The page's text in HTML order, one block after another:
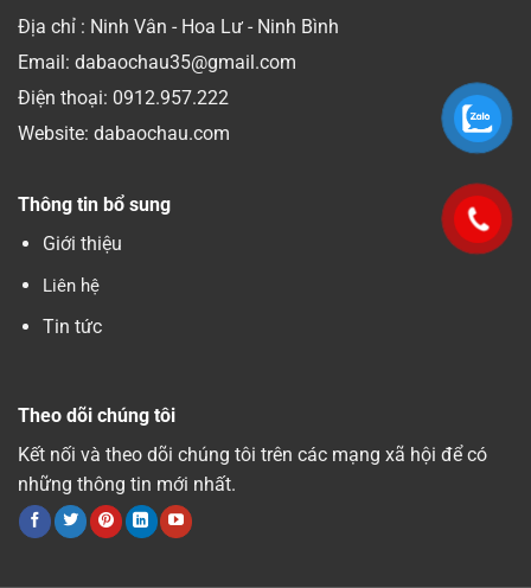
Địa chỉ : Ninh Vân - Hoa Lư - Ninh Bình
Email: dabaochau35@gmail.com
Điện thoại: 0912.957.222
Website: dabaochau.com
Thông tin bổ sung
Giới thiệu
Liên hệ
Tin tức
Theo dõi chúng tôi
Kết nối và theo dõi chúng tôi trên các mạng xã hội để có
những thông tin mới nhất.